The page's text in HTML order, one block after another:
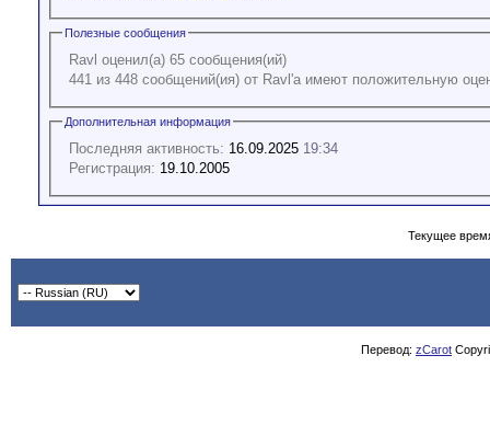
Полезные сообщения
Ravl оценил(а) 65 сообщения(ий)
441 из 448 сообщений(ия) от Ravl'а имеют положительную
Дополнительная информация
Последняя активность: 16.09.2025 19:34
Регистрация: 19.10.2005
Текущее
Перевод: zCarot